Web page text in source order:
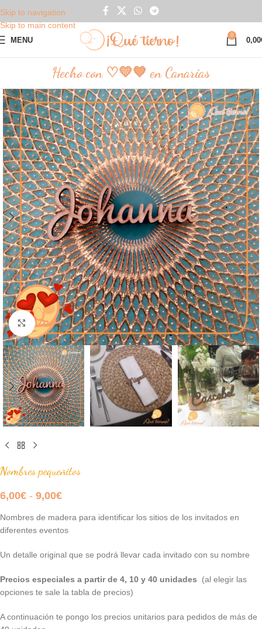
Skip to navigation
Skip to main content
MENU
0
0,00
Hecho con ♡💛💙 en Canarias
Click to enlarge
Nombres pequeñitos
6,00€ - 9,00€
Nombres de madera para identificar los sitios de los invitados en
diferentes eventos
Un detalle original que se podrá llevar cada invitado con su nombre
Precios especiales a partir de 4, 10 y 40 unidades
(al elegir las
opciones te sale la tabla de precios)
A continuación te pongo los precios unitarios para pedidos de más de